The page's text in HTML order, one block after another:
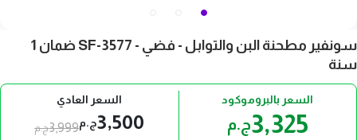
سونفير مطحنة البن والتوابل - فضي - SF-3577 ضمان 1
سنة
السعر بالبروموكود
3,325ج.م
السعر العادي
3,500ج.م3,999ج.م